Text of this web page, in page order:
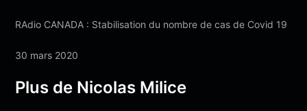
RAdio CANADA : Stabilisation du nombre de cas de Covid 19
30 mars 2020
Plus de Nicolas Milice